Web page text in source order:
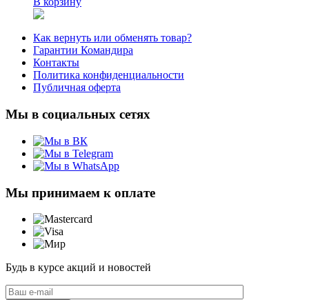
Как вернуть или обменять товар?
Гарантии Командира
Контакты
Политика конфиденциальности
Публичная оферта
Мы в социальных сетях
Мы принимаем к оплате
Будь в курсе акций и новостей